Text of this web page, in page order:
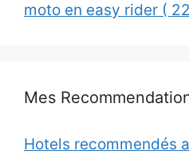
moto en easy rider (
Mes
Hotels recommendés